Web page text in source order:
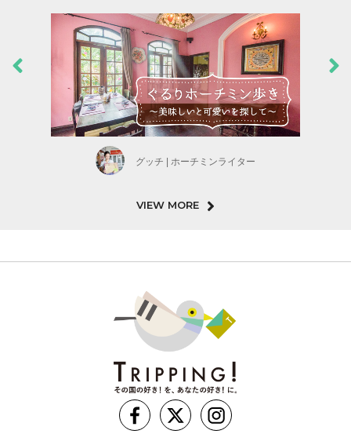
グッチ | ホーチミンライター
VIEW MORE